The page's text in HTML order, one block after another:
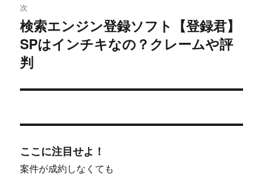
シ
ョ
ン
次
次
の
投
稿:
検索エンジン登録ソフト【登録君】
SPはインチキなの？クレームや評
判
ここに注目せよ！
案件が成約しなくても